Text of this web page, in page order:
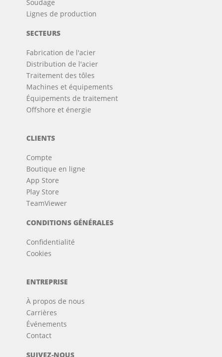
Soudage
Lignes de production
SECTEURS
Fabrication de l'acier
Distribution de l'acier
Traitement des tôles
Machines et équipements
Équipements de traitement
Offshore et énergie
CLIENTS
Compte
Boutique en ligne
App Store
Play Store
TeamViewer
CONDITIONS GÉNÉRALES
Confidentialité
Cookies
ENTREPRISE
À propos de nous
Carrières
Événements
Contact
SUIVEZ-NOUS